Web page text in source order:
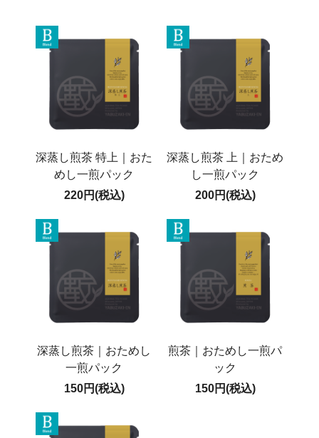
深蒸し煎茶 特上｜おた
めし一煎パック
220円(税込)
深蒸し煎茶 上｜おため
し一煎パック
200円(税込)
深蒸し煎茶｜おためし
一煎パック
150円(税込)
煎茶｜おためし一煎パ
ック
150円(税込)